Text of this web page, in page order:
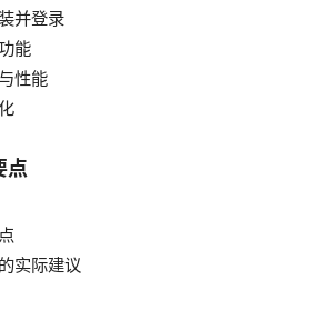
并登录
能
性能
点
实际建议